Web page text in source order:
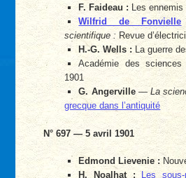
F. Faideau :Les ennemis
Wilfrid de Fonvielle
scientifique : Revue
H.-G. Wells : La guerre
Académie des
1901
G. Angerville—La
grecque dans l’antiquité
N° 697 — 5 avril 1901
Edmond Lievenie :
H. Noalhat : Les